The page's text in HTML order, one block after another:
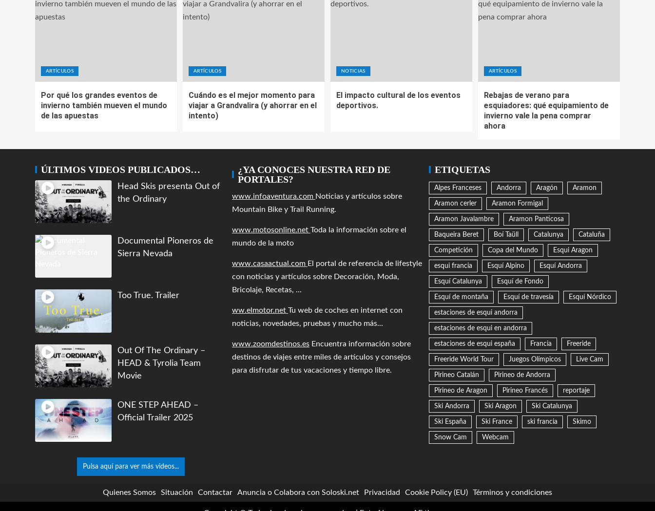
ARTÍCULOS
Por qué los grandes eventos de
invierno también mueven el mundo
de las apuestas
ARTÍCULOS
Cuándo es el mejor momento para
viajar a Grandvalira (y ahorrar en el
intento)
NOTICIAS
El impacto cultural de los eventos
deportivos.
ARTÍCULOS
Rebajas de verano para
esquiadores: qué equipamiento de
invierno vale la pena comprar
ahora
ÚLTIMOS VIDEOS PUBLICADOS…
Head Skis presenta Out of
the Ordinary
Documental Pioneros de
Sierra Nevada
Too True. Trailer
Out Of The Ordinary –
HEAD & Tyrolia Team
Movie
ONE STEP AHEAD –
Official Trailer 2025
Pulsa aquí para ver más videos...
¿YA CONOCES NUESTRA RED DE
PORTALES?
www.infoaventura.com Noticias y artículos sobre
Mountain Bike y Trail Running.
www.motosonline.net Toda la información sobre el
mundo de la moto
www.casaactual.com El portal de referencia de lifestyle
con noticias y artículos sobre Decoración, Moda,
Bricolaje, Recetas, ...
ww.elmotor.net Tu web de coches en internet con
noticias, novedades, pruebas y mucho más...
www.zoomdestinos.es Encuentra información sobre
destinos de viajes entre miles de artículos y consejos
para disfrutar de tus vacaciones y tiempo libre.
ETIQUETAS
Alpes Franceses Andorra Aragón Aramon
Aramon cerler Aramon Formigal
Aramon Javalambre Aramon Panticosa
Baqueira Beret Boí Taüll Catalunya Cataluña
Competición Copa del Mundo Esqui Aragon
esqui francia Esquí Alpino Esquí Andorra
Esquí Catalunya Esquí de Fondo
Esquí de montaña Esquí de travesía Esquí Nórdico
estaciones de esqui andorra
estaciones de esqui en andorra
estaciones de esqui españa Francia Freeride
Freeride World Tour Juegos Olímpicos Live Cam
Pirineo Catalán Pirineo de Andorra
Pirineo de Aragon Pirineo Francés reportaje
Ski Andorra Ski Aragon Ski Catalunya
Ski España Ski France ski francia Skimo
Snow Cam Webcam
Quienes Somos Situación Contactar Anuncia o Colabora con Soloski.net Privacidad Cookie Policy (EU) Términos y condiciones